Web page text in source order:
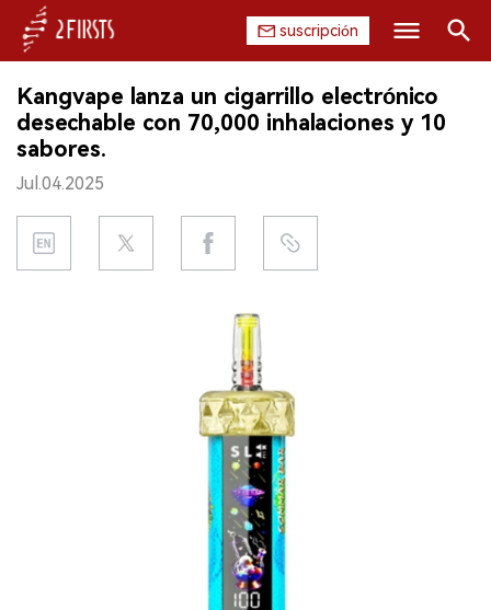
suscripción
INICIO
EMPRESA
PRODUCTO
REGULACIÓN
Buscar
Kangvape lanza un cigarrillo electrónico
desechable con 70,000 inhalaciones y 10
sabores.
Jul.04.2025